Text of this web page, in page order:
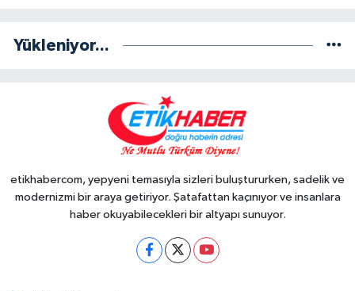
Yükleniyor...
etikhabercom, yepyeni temasıyla sizleri buluştururken, sadelik ve
modernizmi bir araya getiriyor. Şatafattan kaçınıyor ve insanlara
haber okuyabilecekleri bir altyapı sunuyor.